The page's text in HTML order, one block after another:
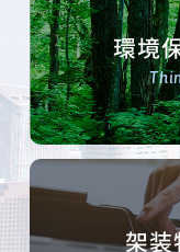
環境
架